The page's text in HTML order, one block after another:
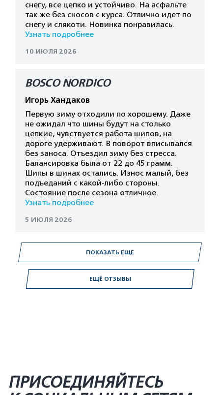
ЕЩЁ ОТЗЫВЫ
снегу, все цепко и устойчиво. На асфальте
так же без сносов с курса. Отлично идет по
снегу и слякоти. Новинка понравилась.
Узнать подробнее
10 ИЮЛЯ 2026
BOSCO NORDICO
Игорь Хандаков
Первую зиму отходили по хорошему. Даже
не ожидал что шины будут на столько
цепкие, чувствуется работа шипов, на
дороге удерживают. В поворот вписывался
без заноса. Отъездил зиму без стресса.
Балансировка была от 22 до 45 грамм.
Шипы в шинах остались. Износ малый, без
подъеданий с какой-либо стороны.
Состояние после сезона отличное.
Узнать подробнее
5 ИЮЛЯ 2026
ПОКАЗАТЬ ЕЩЕ
ПРИСОЕДИНЯЙТЕСЬ